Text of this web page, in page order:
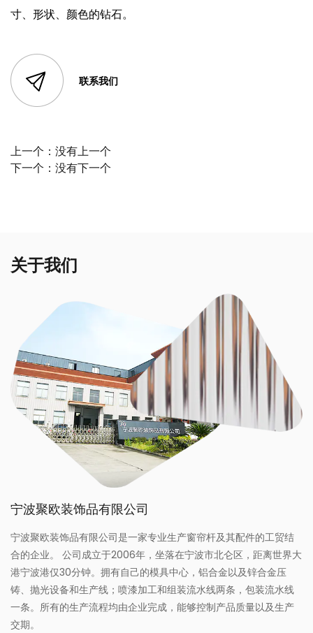
寸、形状、颜色的钻石。
联系我们
上一个： 没有上一个
下一个： 没有下一个
关于我们
宁波聚欧装饰品有限公司
宁波聚欧装饰品有限公司是一家专业生产窗帘杆及其配件的工贸结
合的企业。 公司成立于2006年，坐落在宁波市北仑区，距离世界大
港宁波港仅30分钟。拥有自己的模具中心，铝合金以及锌合金压
铸、抛光设备和生产线；喷漆加工和组装流水线两条，包装流水线
一条。所有的生产流程均由企业完成，能够控制产品质量以及生产
交期。